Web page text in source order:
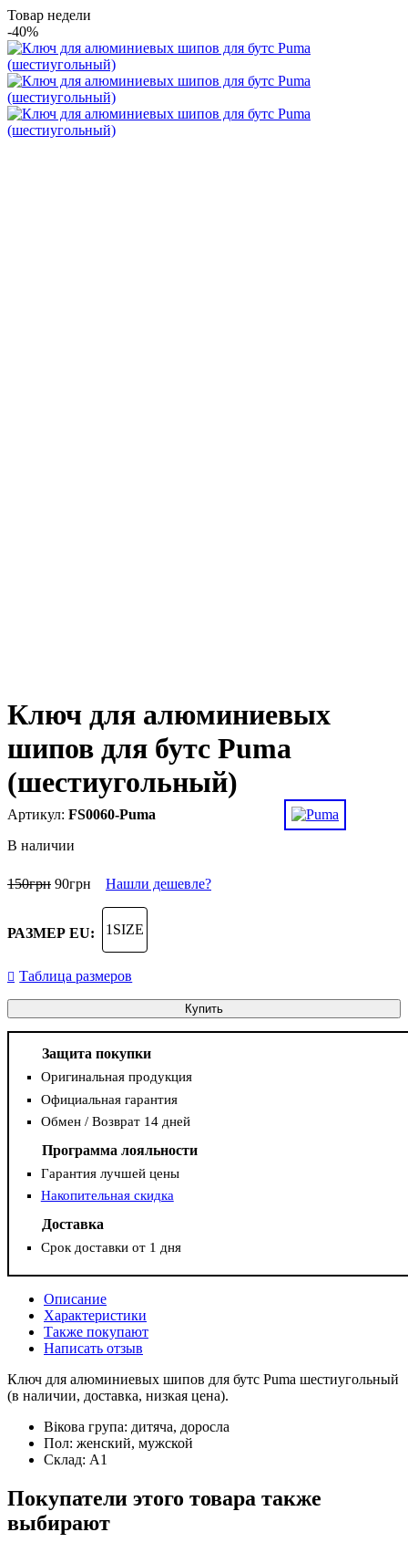
Товар недели
-40%
Ключ для алюминиевых
шипов для бутс Puma
(шестиугольный)
FS0060-Puma
В наличии
150грн 90грн Нашли дешевле?
РАЗМЕР EU: 1SIZE
Таблица размеров
Купить
Защита покупки
Оригинальная продукция
Официальная гарантия
Обмен / Возврат 14 дней
Программа лояльности
Гарантия лучшей цены
Накопительная скидка
Доставка
Срок доставки от 1 дня
Описание
Характеристики
Также покупают
Написать отзыв
Ключ для алюминиевых шипов для бутс Puma шестиугольный
(в наличии, доставка, низкая цена).
Вікова група: дитяча, доросла
Пол: женский, мужской
Склад: А1
Покупатели этого товара также
выбирают